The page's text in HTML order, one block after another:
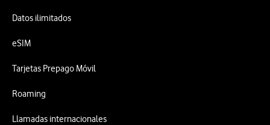
Datos ilimitados
eSIM
Tarjetas Prepago Móvil
Roaming
Llamadas internacionales